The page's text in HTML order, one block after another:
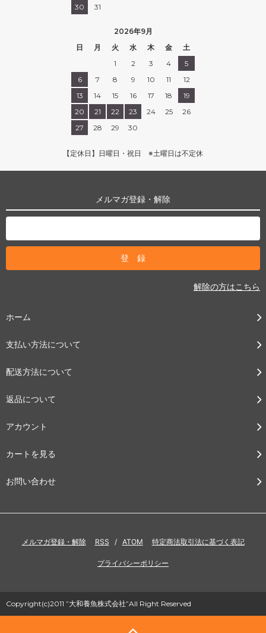
30
31
2026年9月
日
月 火 水 木 金
土
1
2 3 4
5
6
7 8 9 10 11
12
13
14 15 16 17 18
19
20
21 22 23 24 25
26
27
28 29 30
【定休日】日曜日・祝日 ※土曜日は不定休
メルマガ登録・解除
解除の方はこちら
ホーム
支払い方法について
配送方法について
返品について
アカウント
カートを見る
お問い合わせ
メルマガ登録・解除 RSS / ATOM 特定商法取引法に基づく表記
プライバシーポリシー
Copyright(c)2011 ”大和養魚株式会社”All Right Reserved